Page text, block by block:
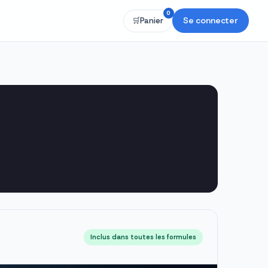
🛒Panier
0
Se connecter
Inclus dans toutes les formules